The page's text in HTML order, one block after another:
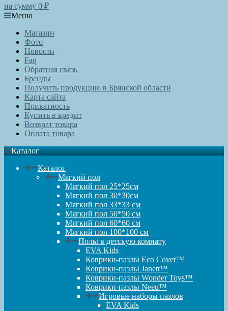
на сумму 0 ₽
Меню
Магазин
Фото
Новости
Faq
Обратная связь
Бренды
Получить продукцию в Брянской области
Карта сайта
Приватность
Купить в кредит
Возврат товара
Оплата товара
Каталог
Каталог
Мягкий пол
Мягкий пол 25*25см
Мягкий пол 30*30см
Мягкий пол 33*33 см
Мягкий пол 50*50 см
Мягкий пол 60*60 см
Мягкий пол 100*100 см
Полы в детскую комнату
EVA Kids
Коврики-пазлы Eco Cover™
Коврики-пазлы Janett™
Коврики-пазлы Wonder Toys™
Коврики-пазлы Neeu™
Игровые наборы пазлов
EVA Kids